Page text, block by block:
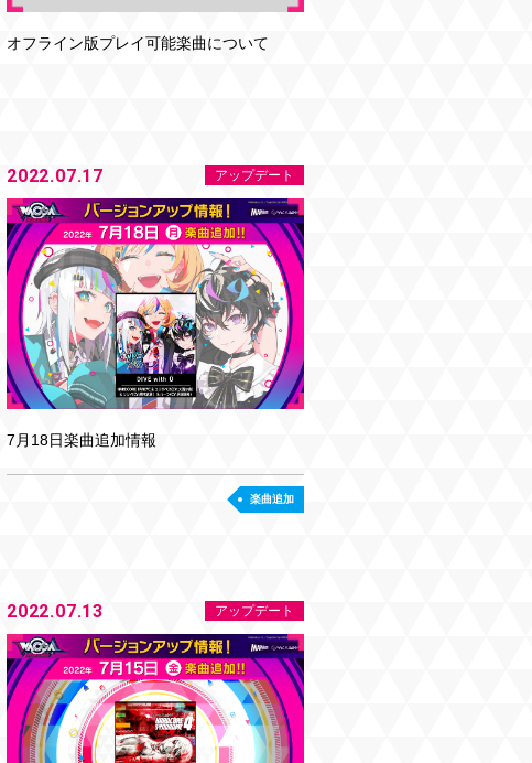
オフライン版プレイ可能楽曲について
2022.07.17 アップデート
7月18日楽曲追加情報
楽曲追加
2022.07.13 アップデート